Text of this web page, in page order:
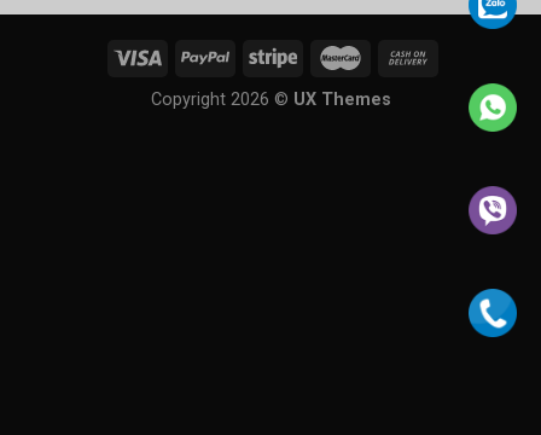
Copyright 2026 © UX Themes